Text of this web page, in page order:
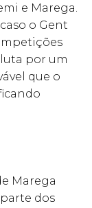
e Marega.
o Gent
por um
que o
Marega
dos